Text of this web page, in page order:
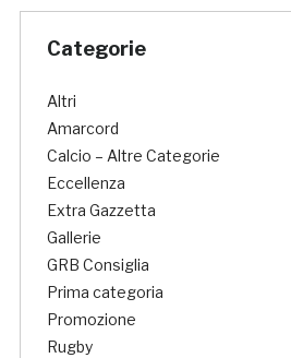
Categorie
Altri
Amarcord
Calcio – Altre Categorie
Eccellenza
Extra Gazzetta
Gallerie
GRB Consiglia
Prima categoria
Promozione
Rugby